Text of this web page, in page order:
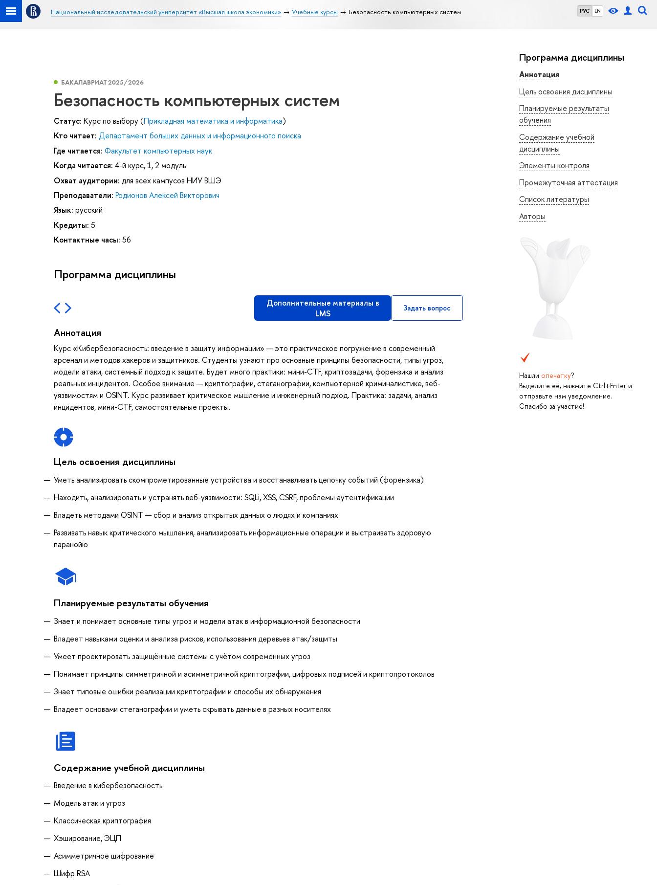
РУС EN
Национальный исследовательский университет «Высшая школа экономики» Учебные курсы Безопасность компьютерных систем
Программа дисциплины
Аннотация
Цель освоения дисциплины
Планируемые результаты
обучения
Содержание учебной
дисциплины
Элементы контроля
Промежуточная аттестация
Список литературы
Авторы
Нашли опечатку?
Выделите её, нажмите Ctrl+Enter и
отправьте нам уведомление.
Спасибо за участие!
БАКАЛАВРИАТ 2025/2026
Безопасность компьютерных систем
Статус: Курс по выбору (Прикладная математика и информатика)
Кто читает: Департамент больших данных и информационного поиска
Где читается: Факультет компьютерных наук
Когда читается: 4-й курс, 1, 2 модуль
Охват аудитории: для всех кампусов НИУ ВШЭ
Преподаватели: Родионов Алексей Викторович
Язык: русский
Кредиты: 5
Контактные часы: 56
Программа дисциплины
Дополнительные материалы в
LMS
Задать вопрос
Аннотация
Курс «Кибербезопасность: введение в защиту информации» — это практическое погружение в современный
арсенал и методов хакеров и защитников. Студенты узнают про основные принципы безопасности, типы угроз,
модели атаки, системный подход к защите. Будет много практики: мини-CTF, криптозадачи, форензика и анализ
реальных инцидентов. Особое внимание — криптографии, стеганографии, компьютерной криминалистике, веб-
уязвимостям и OSINT. Курс развивает критическое мышление и инженерный подход. Практика: задачи, анализ
инцидентов, мини-CTF, самостоятельные проекты.
Цель освоения дисциплины
Уметь анализировать скомпрометированные устройства и восстанавливать цепочку событий (форензика)
Находить, анализировать и устранять веб-уязвимости: SQLi, XSS, CSRF, проблемы аутентификации
Владеть методами OSINT — сбор и анализ открытых данных о людях и компаниях
Развивать навык критического мышления, анализировать информационные операции и выстраивать здоровую
паранойю
Планируемые результаты обучения
Знает и понимает основные типы угроз и модели атак в информационной безопасности
Владеет навыками оценки и анализа рисков, использования деревьев атак/защиты
Умеет проектировать защищённые системы с учётом современных угроз
Понимает принципы симметричной и асимметричной криптографии, цифровых подписей и криптопротоколов
Знает типовые ошибки реализации криптографии и способы их обнаружения
Владеет основами стеганографии и уметь скрывать данные в разных носителях
Содержание учебной дисциплины
Введение в кибербезопасность
Модель атак и угроз
Классическая криптография
Хэширование, ЭЦП
Асимметричное шифрование
Шифр RSA